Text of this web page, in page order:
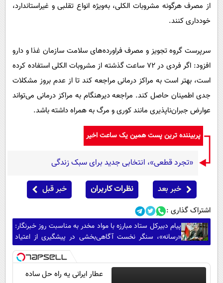
از مصرف هرگونه مشروبات الکلی، به‌ویژه انواع تقلبی و غیراستاندارد،
خودداری کنند.
سرپرست گروه تجویز و مصرف فراورده‌های سلامت سازمان غذا و دارو
افزود: اگر فردی در ۷۲ ساعت گذشته از مشروبات الکلی استفاده کرده
است، بهتر است به مراکز درمانی مراجعه کند تا از عدم بروز مشکلات
جدی اطمینان حاصل کند. مراجعه دیرهنگام به مراکز درمانی می‌تواند
عوارض جبران‌ناپذیری مانند کوری و مرگ به همراه داشته باشد.
پربیننده ترین پست همین یک ساعت اخیر
«تجرد قطعی»، انتخابی جدید برای سبک زندگی
خبر بعد نظرات کاربران خبر قبل
اشتراک گذاری :
پیام دبیرکل ستاد مبارزه با مواد مخدر به مناسبت روز خبرنگار:
«رسانه»، سنگر نخست آگاهی‌بخشی در پیشگیری از اعتیاد
است
عطار ایرانی یه راه حل ساده